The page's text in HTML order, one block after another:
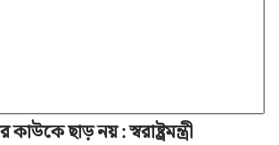
ছাড় নয় : স্বরাষ্ট্রমন্ত্রী